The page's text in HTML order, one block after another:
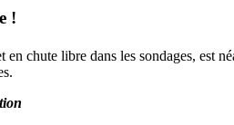
!
en chute libre dans les sondages, est